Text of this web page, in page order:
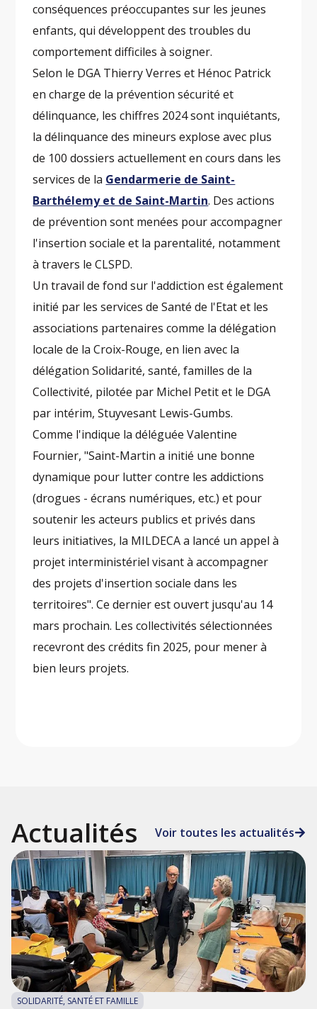
conséquences préoccupantes sur les jeunes
enfants, qui développent des troubles du
comportement difficiles à soigner.
Selon le DGA Thierry Verres et Hénoc Patrick
en charge de la prévention sécurité et
délinquance, les chiffres 2024 sont inquiétants,
la délinquance des mineurs explose avec plus
de 100 dossiers actuellement en cours dans les
services de la Gendarmerie de Saint-
Barthélemy et de Saint-Martin. Des actions
de prévention sont menées pour accompagner
l'insertion sociale et la parentalité, notamment
à travers le CLSPD.
Un travail de fond sur l'addiction est également
initié par les services de Santé de l'Etat et les
associations partenaires comme la délégation
locale de la Croix-Rouge, en lien avec la
délégation Solidarité, santé, familles de la
Collectivité, pilotée par Michel Petit et le DGA
par intérim, Stuyvesant Lewis-Gumbs.
Comme l'indique la déléguée Valentine
Fournier, "Saint-Martin a initié une bonne
dynamique pour lutter contre les addictions
(drogues - écrans numériques, etc.) et pour
soutenir les acteurs publics et privés dans
leurs initiatives, la MILDECA a lancé un appel à
projet interministériel visant à accompagner
des projets d'insertion sociale dans les
territoires". Ce dernier est ouvert jusqu'au 14
mars prochain. Les collectivités sélectionnées
recevront des crédits fin 2025, pour mener à
bien leurs projets.
Actualités Voir toutes les actualités
SOLIDARITÉ, SANTÉ ET FAMILLE